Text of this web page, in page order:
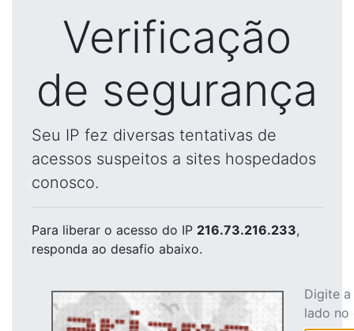
Verificação
de segurança
Seu IP fez diversas tentativas de
acessos suspeitos a sites hospedados
conosco.
Para liberar o acesso do IP 216.73.216.233,
responda ao desafio abaixo.
Digite
lado no